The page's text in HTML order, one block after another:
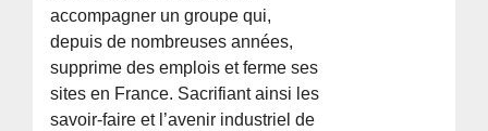
accompagner un groupe qui,
depuis de nombreuses années,
supprime des emplois et ferme ses
sites en France. Sacrifiant ainsi les
savoir-faire et l’avenir industriel de